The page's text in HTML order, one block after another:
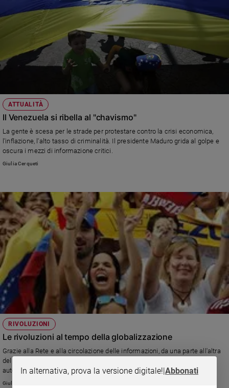
Contatti
Pubblicità
Registrati
Social
ATTUALITÀ
Il Venezuela si ribella al "chavismo"
La gente è scesa per le strade per protestare contro la crisi economica,
l'inflazione, l'alto tasso di criminalità. Il presidente Maduro grida al golpe e
oscura i mezzi di informazione critici.
Giulia Cerqueti
RIVOLUZIONI
Le rivoluzioni al tempo della globalizzazione
Grazie alla Rete e alla circolazione delle informazioni, da una parte all'altra
del pianeta, in Paesi lontani e diversi, i cittadini si ribellano ai Governi
autoritari.
Giulia Cerqueti
In alternativa, prova la versione digitale!|Abbonati